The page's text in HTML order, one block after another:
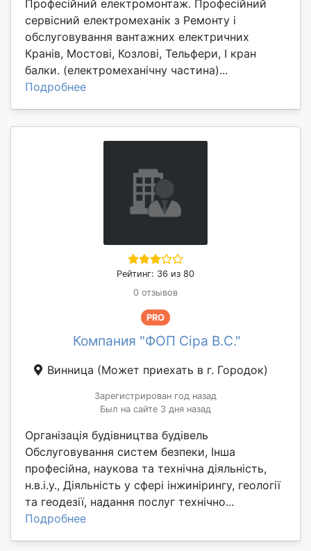
Професійний електромонтаж. Професійний
сервісний електромеханік з Ремонту і
обслуговування вантажних електричних
Кранів, Мостові, Козлові, Тельфери, І кран
балки. (електромеханічну частина)...
Подробнее
Рейтинг: 36 из 80
0 отзывов
PRO
Компания "ФОП Сіра В.С."
Винница (Может приехать в г. Городок)
Зарегистрирован год назад
Был на сайте 3 дня назад
Організація будівництва будівель
Обслуговування систем безпеки, Інша
професійна, наукова та технічна діяльність,
н.в.і.у., Діяльність у сфері інжинірингу, геології
та геодезії, надання послуг технічно...
Подробнее